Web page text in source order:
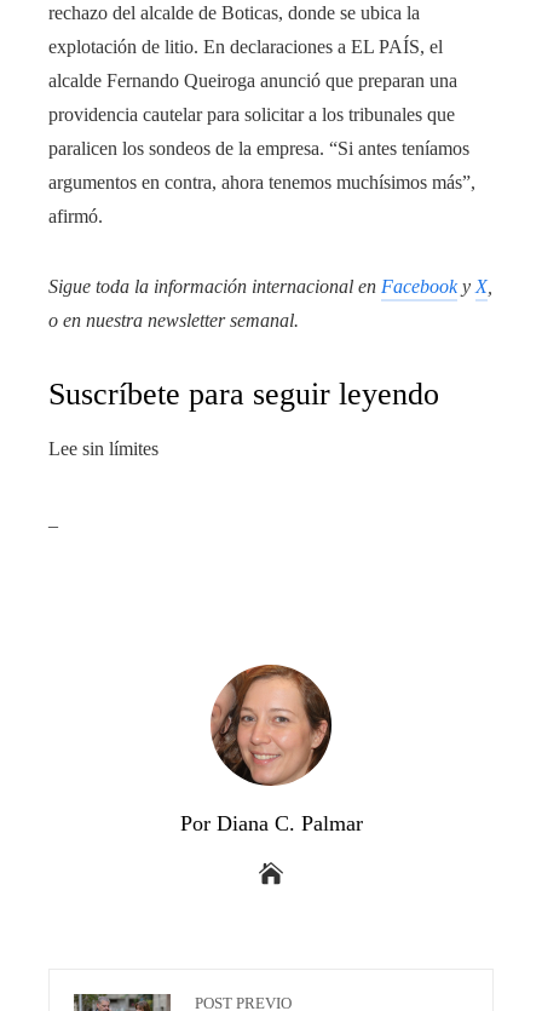
rechazo del alcalde de Boticas, donde se ubica la
explotación de litio. En declaraciones a EL PAÍS, el
alcalde Fernando Queiroga anunció que preparan una
providencia cautelar para solicitar a los tribunales que
paralicen los sondeos de la empresa. “Si antes teníamos
argumentos en contra, ahora tenemos muchísimos más”,
afirmó.
Sigue toda la información internacional en Facebooky X,
o en nuestra newsletter semanal.
Suscríbete para seguir leyendo
Lee sin límites
Por Diana C. Palmar
POST PREVIO